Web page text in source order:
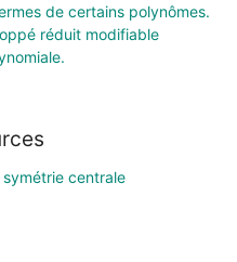
de certains polynômes.
réduit modifiable
centrale